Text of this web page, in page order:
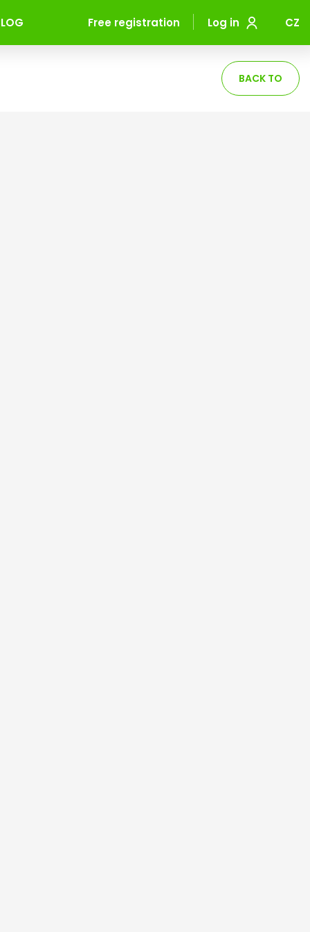
Free registration Log in CZ
BACK TO